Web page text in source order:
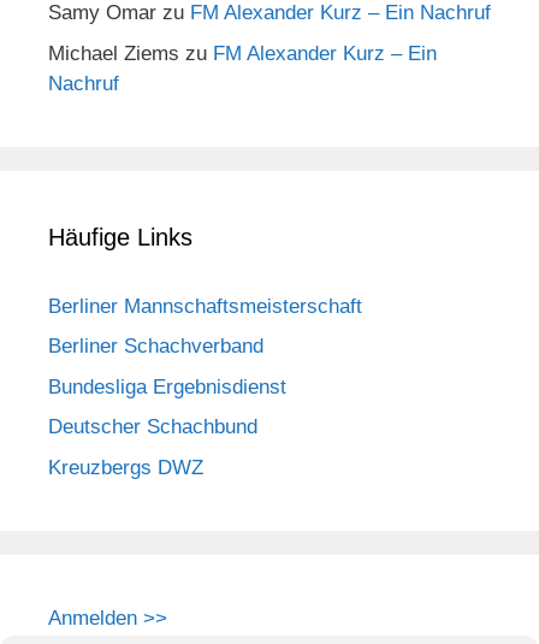
Samy Omar zu FM Alexander Kurz – Ein Nachruf
Michael Ziems zu FM Alexander Kurz – Ein
Nachruf
Häufige Links
Berliner Mannschaftsmeisterschaft
Berliner Schachverband
Bundesliga Ergebnisdienst
Deutscher Schachbund
Kreuzbergs DWZ
Anmelden >>